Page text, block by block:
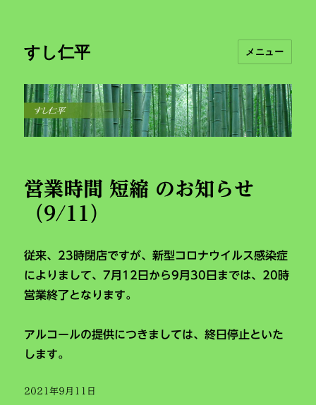
すし仁平 メニュー
営業時間 短縮 のお知らせ
（9/11）
従来、23時閉店ですが、新型コロナウイルス感染症
によりまして、7月12日から9月30日までは、20時
営業終了となります。
アルコールの提供につきましては、終日停止といた
します。
投
2021年9月11日